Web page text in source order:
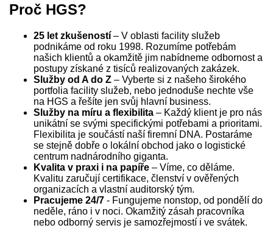
Proč HGS?
25 let zkušeností – V oblasti facility služeb
podnikáme od roku 1998. Rozumíme potřebám
našich klientů a okamžitě jim nabídneme odbornost a
postupy získané z tisíců realizovaných zakázek.
Služby od A do Z – Vyberte si z našeho širokého
portfolia facility služeb, nebo jednoduše nechte vše
na HGS a řešíte jen svůj hlavní business.
Služby na míru a flexibilita – Každý klient je pro nás
unikátní se svými specifickými potřebami a prioritami.
Flexibilita je součástí naší firemní DNA. Postaráme
se stejně dobře o lokální obchod jako o logistické
centrum nadnárodního giganta.
Kvalita v praxi i na papíře – Víme, co děláme.
Kvalitu zaručují certifikace, členství v ověřených
organizacích a vlastní auditorský tým.
Pracujeme 24/7 - Fungujeme nonstop, od pondělí do
neděle, ráno i v noci. Okamžitý zásah pracovníka
nebo odborný servis je samozřejmostí i ve svátek.